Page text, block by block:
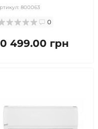
800063
0
499.00 грн